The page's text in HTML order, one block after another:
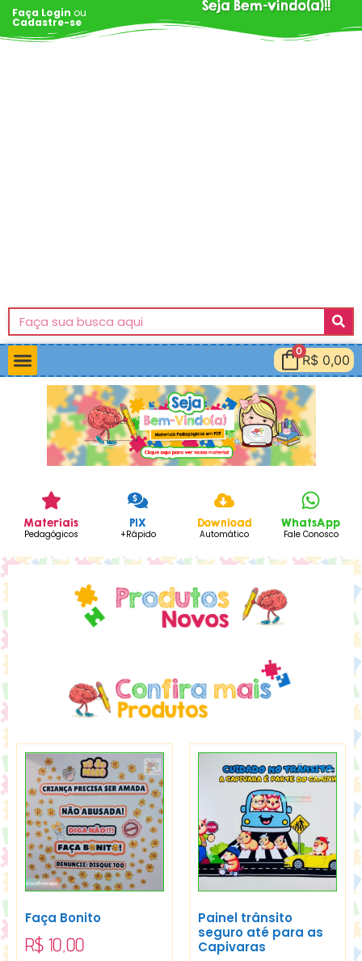
Faça Login ou
Cadastre-se
Seja Bem-vindo(a)!!
0
R$ 0,00
Materiais
Pedagógicos
PIX
+Rápido
Download
Automático
WhatsApp
Fale Conosco
Faça Bonito
R$ 10,00
Painel trânsito
seguro até para as
Capivaras